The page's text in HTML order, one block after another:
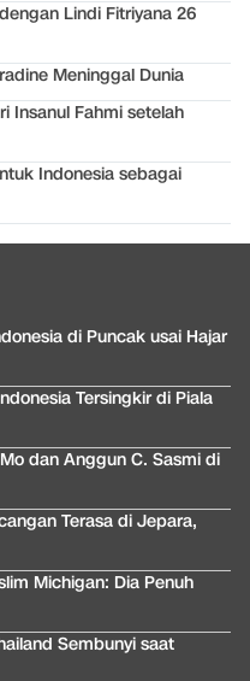
Lindi Fitriyana 26
Meninggal Dunia
Insanul Fahmi setelah
Indonesia sebagai
di Puncak usai Hajar
Tersingkir di Piala
dan Anggun C. Sasmi di
Terasa di Jepara,
Michigan: Dia Penuh
Sembunyi saat